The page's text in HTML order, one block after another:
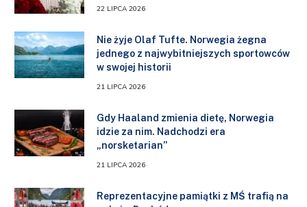
22 LIPCA 2026
Nie żyje Olaf Tufte. Norwegia żegna
jednego z najwybitniejszych sportowców
w swojej historii
21 LIPCA 2026
Gdy Haaland zmienia dietę, Norwegia
idzie za nim. Nadchodzi era
„norsketarian”
21 LIPCA 2026
Reprezentacyjne pamiątki z MŚ trafią na